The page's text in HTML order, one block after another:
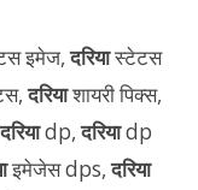
इमेज,दरियास्टेटस
दरियाशायरी पिक्स,
दरियाdp,दरियाdp
इमेजेस dps,दरिया